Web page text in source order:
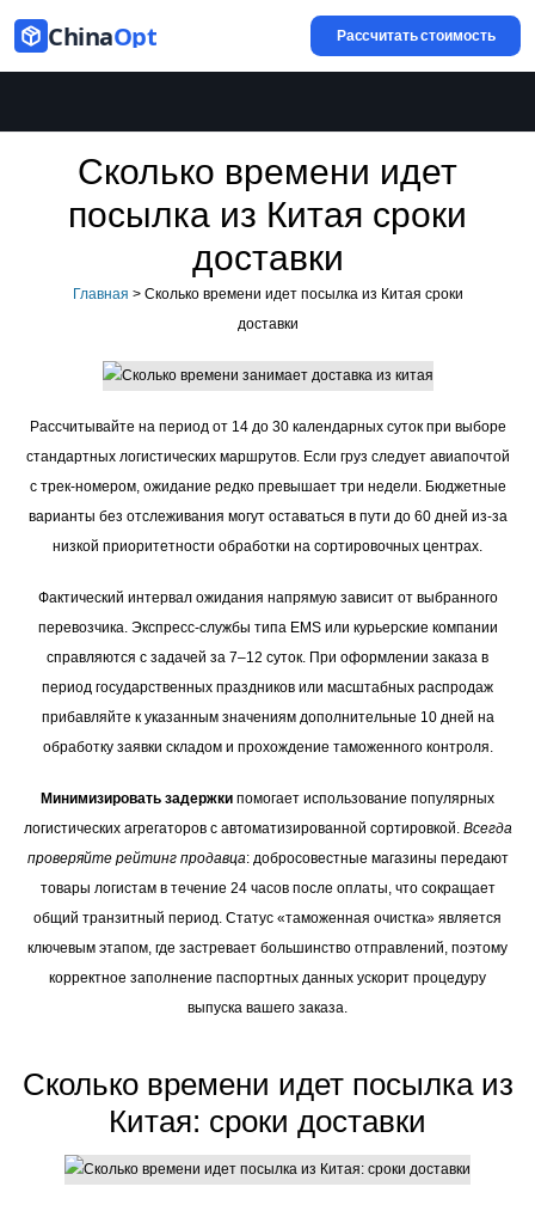
ChinaOpt Рассчитать стоимость
Сколько времени идет
посылка из Китая сроки
доставки
Главная > Сколько времени идет посылка из Китая сроки
доставки
Рассчитывайте на период от 14 до 30 календарных суток при выборе
стандартных логистических маршрутов. Если груз следует авиапочтой
с трек-номером, ожидание редко превышает три недели. Бюджетные
варианты без отслеживания могут оставаться в пути до 60 дней из-за
низкой приоритетности обработки на сортировочных центрах.
Фактический интервал ожидания напрямую зависит от выбранного
перевозчика. Экспресс-службы типа EMS или курьерские компании
справляются с задачей за 7–12 суток. При оформлении заказа в
период государственных праздников или масштабных распродаж
прибавляйте к указанным значениям дополнительные 10 дней на
обработку заявки складом и прохождение таможенного контроля.
Минимизировать задержки помогает использование популярных
логистических агрегаторов с автоматизированной сортировкой. Всегда
проверяйте рейтинг продавца: добросовестные магазины передают
товары логистам в течение 24 часов после оплаты, что сокращает
общий транзитный период. Статус «таможенная очистка» является
ключевым этапом, где застревает большинство отправлений, поэтому
корректное заполнение паспортных данных ускорит процедуру
выпуска вашего заказа.
Сколько времени идет посылка из
Китая: сроки доставки